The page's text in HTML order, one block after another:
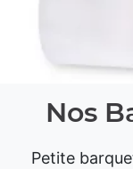
Nos
Petite